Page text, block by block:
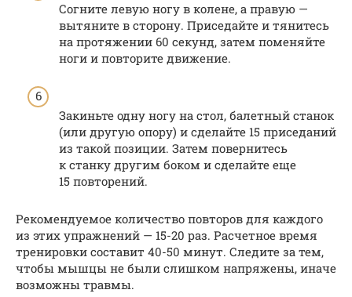
Согните левую ногу в колене, а правую —
вытяните в сторону. Приседайте и тянитесь
на протяжении 60 секунд, затем поменяйте
ноги и повторите движение.
Закиньте одну ногу на стол, балетный станок
(или другую опору) и сделайте 15 приседаний
из такой позиции. Затем повернитесь
к станку другим боком и сделайте еще
15 повторений.
Рекомендуемое количество повторов для каждого
из этих упражнений — 15-20 раз. Расчетное время
тренировки составит 40-50 минут. Следите за тем,
чтобы мышцы не были слишком напряжены, иначе
возможны травмы.